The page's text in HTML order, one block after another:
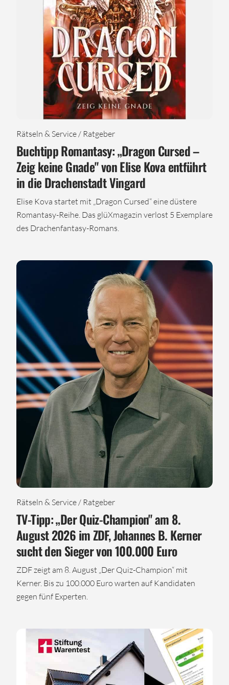
Rätseln & Service / Ratgeber
Buchtipp Romantasy: „Dragon Cursed –
Zeig keine Gnade" von Elise Kova entführt
in die Drachenstadt Vingard
Elise Kova startet mit „Dragon Cursed“ eine düstere
Romantasy-Reihe. Das glüXmagazin verlost 5 Exemplare
des Drachenfantasy-Romans.
Rätseln & Service / Ratgeber
TV-Tipp: „Der Quiz-Champion" am 8.
August 2026 im ZDF, Johannes B. Kerner
sucht den Sieger von 100.000 Euro
ZDF zeigt am 8. August „Der Quiz-Champion“ mit
Kerner. Bis zu 100.000 Euro warten auf Kandidaten
gegen fünf Experten.